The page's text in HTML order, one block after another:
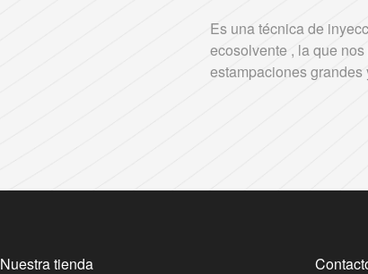
Es una técnica de
ecosolvente , la que
estampaciones
Nuestra tienda